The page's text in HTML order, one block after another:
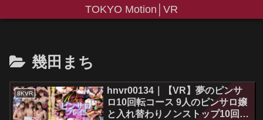
TOKYO Motion│VR
幾田まち
8KVR
hnvr00134｜【VR】夢のピンサ
ロ10回転コース 9人のピンサロ嬢
と入れ替わりノンストップ10回転